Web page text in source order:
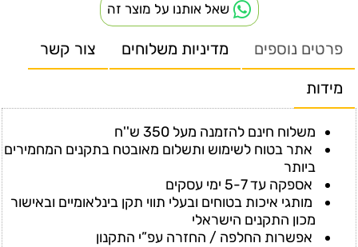
שאל אותנו על מוצר זה
פרטים נוספים מדיניות משלוחים צור קשר
מידות
משלוח חינם להזמנה מעל 350 ש''ח
אתר בטוח לשימוש ותשלום מאובטח בתקנים המחמירים
ביותר
אספקה עד 5-7 ימי עסקים
מותגי איכות בטוחים ובעלי תווי תקן בינלאומיים ובאישור
מכון התקנים הישראלי
אפשרות החלפה / החזרה עפ”י התקנון